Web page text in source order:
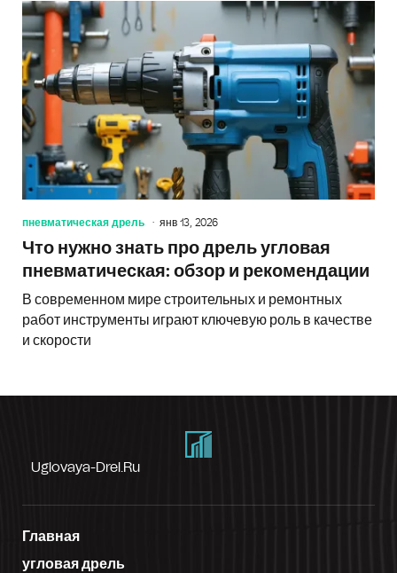
пневматическая дрель янв 13, 2026
Что нужно знать про дрель угловая
пневматическая: обзор и рекомендации
В современном мире строительных и ремонтных
работ инструменты играют ключевую роль в качестве
и скорости
Uglovaya-Drel.ru
Главная
угловая дрель